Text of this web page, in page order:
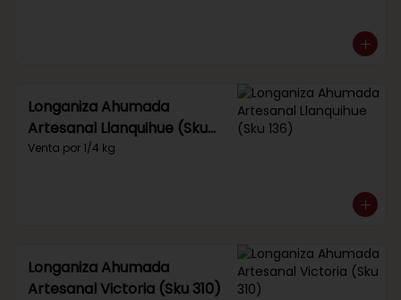
Longaniza Ahumada
Artesanal Llanquihue (Sku
136)
Venta por 1/4 kg
Longaniza Ahumada
Artesanal Victoria (Sku 310)